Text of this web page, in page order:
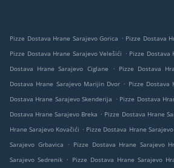
Pizze Dostava Hrane Sarajevo Gorica . Pizze Dostava
Pizze Dostava Hrane Sarajevo Velešići . Pizze Dostava
Dostava Hrane Sarajevo Ciglane
. Pizze Dostava
Dostava Hrane Sarajevo Marijin Dvor . Pizze Dostava
Dostava Hrane Sarajevo Skenderija . Pizze Dostava
Dostava Hrane Sarajevo Breka . Pizze Dostava Hrane
Hrane Sarajevo Kovačići . Pizze Dostava Hrane
Sarajevo Grbavica
. Pizze Dostava Hrane Sarajevo
Sarajevo Sedrenik . Pizze Dostava Hrane Sarajevo